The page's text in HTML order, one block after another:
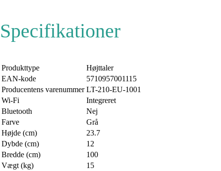
Specifikationer
Produkttype
Højttaler
EAN-kode
5710957001115
Producentens varenummer LT-210-EU-1001
Wi-Fi
Integreret
Bluetooth
Nej
Farve
Grå
Højde (cm)
23.7
Dybde (cm)
12
Bredde (cm)
100
Vægt (kg)
15